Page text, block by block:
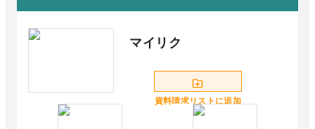
マイリク
資料請求リストに追加